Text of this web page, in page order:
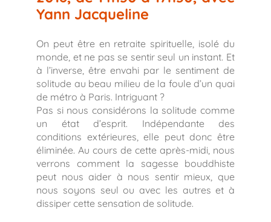
Yann Jacqueline
On peut être en retraite spirituelle, isolé du
monde, et ne pas se sentir seul un instant. Et
à l’inverse, être envahi par le sentiment de
solitude au beau milieu de la foule d’un quai
de métro à Paris. Intriguant ?
Pas si nous considérons la solitude comme
un état d’esprit. Indépendante des
conditions extérieures, elle peut donc être
éliminée. Au cours de cette après-midi, nous
verrons comment la sagesse bouddhiste
peut nous aider à nous sentir mieux, que
nous soyons seul ou avec les autres et à
dissiper cette sensation de solitude.